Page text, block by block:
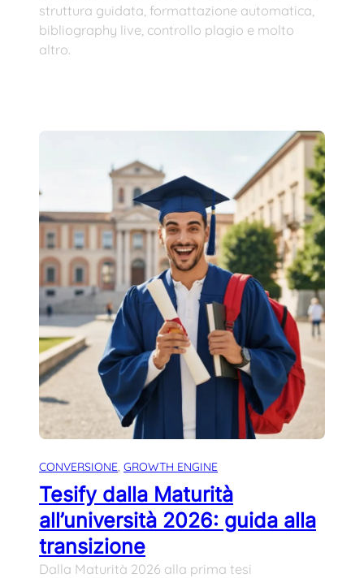
struttura guidata, formattazione automatica,
bibliography live, controllo plagio e molto
altro.
CONVERSIONE, GROWTH ENGINE
Tesify dalla Maturità
all’università 2026: guida alla
transizione
Dalla Maturità 2026 alla prima tesi